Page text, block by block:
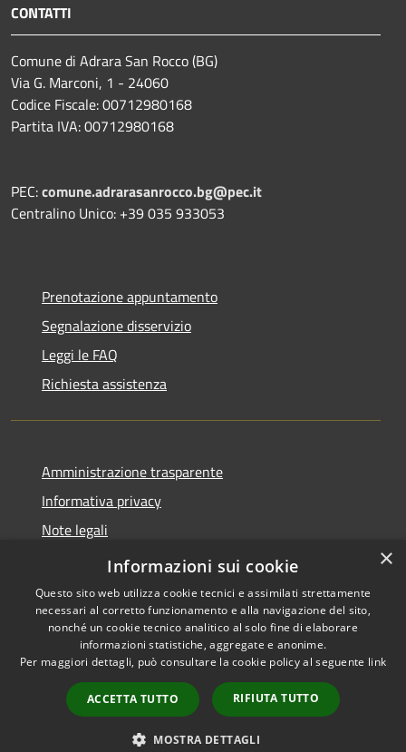
CONTATTI
Comune di Adrara San Rocco (BG)
Via G. Marconi, 1 - 24060
Codice Fiscale: 00712980168
Partita IVA: 00712980168
PEC:comune.adrarasanrocco.bg@pec.it
Centralino Unico: +39 035 933053
Prenotazione appuntamento
Segnalazione disservizio
Leggi le FAQ
Richiesta assistenza
Amministrazione trasparente
Informativa privacy
Note legali
Dichiarazione di accessibilità
Accessibilità
Copyright © 2026 • Comune di
Adrara San Rocco • Powered
byMunicipium
Accesso
redazione
×
Informazioni sui cookie
Questo sito web utilizza cookie tecnici e assimilati strettamente
necessari al corretto funzionamento e alla navigazione del sito,
nonché un cookie tecnico analitico al solo fine di elaborare
informazioni statistiche, aggregate e anonime.
Per maggiori dettagli, può consultare la cookie policy al seguente link
ACCETTA TUTTO RIFIUTA TUTTO
MOSTRA DETTAGLI